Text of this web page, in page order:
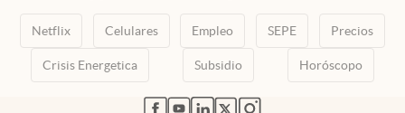
Netflix Celulares Empleo SEPE Precios
Crisis Energetica Subsidio Horóscopo
abre en nueva pestaña
abre en nueva pestaña
abre en nueva pestaña
abre en nueva pestaña
abre en nueva pestaña